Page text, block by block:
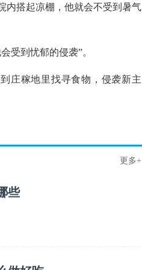
内搭起凉棚，他就会不受到暑气
受到忧郁的侵袭”。
庄稼地里找寻食物，侵袭新主
更多+
些